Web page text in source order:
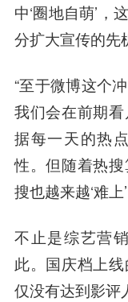
中‘圈地自萌’，
分扩大宣传的先
“至于微博这个
我们会在前期
据每一天的热
性。但随着热
搜也越来越‘难上
不止是综艺营
此。国庆档上
仅没有达到影评